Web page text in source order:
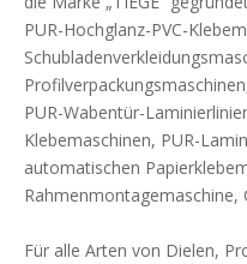
PUR-Hochglanz-PVC-
PUR-Wabentür-
Klebemaschinen, PUR-
automatischen
Rahmenmontagemaschine,
Für alle Arten von Dielen,